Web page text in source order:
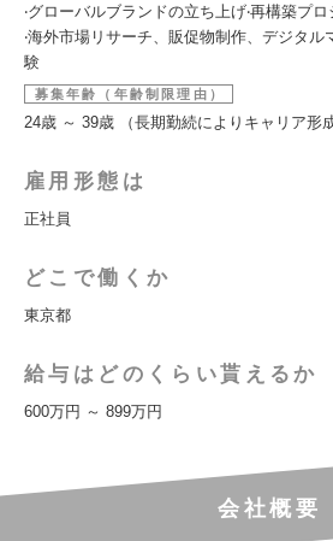
‧グローバルブランドの⽴ち上げ‧再構築プ
‧海外市場リサーチ、販促物制作、デジタ
験
募集年齢（年齢制限理由）
24歳 ～ 39歳 （長期勤続によりキャリア形
雇用形態は
正社員
どこで働くか
東京都
給与はどのくらい貰えるか
600万円 ～ 899万円
会社概要